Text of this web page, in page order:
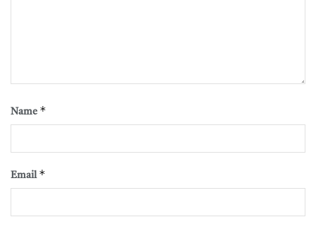
Name *
Email *